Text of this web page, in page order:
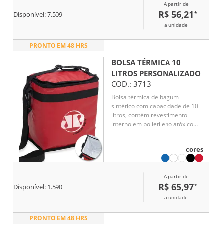
acesso ao que você precisa. A
alça ajustável garante conforto
no transporte, enquanto a parte
resistência e facilidade de
e passeios.
Disponível:7.509
A partir de
R$ 56,21 *
a unidade
PRONTO EM 48 HRS
BOLSA TÉRMICA 10
LITROS PERSONALIZADO
COD.: 3713
Bolsa térmica de bagum
sintético com capacidade de 10
litros, contém revestimento
interno em polietileno atóxico
cores
Disponível: 1.590
A partir de
R$ 65,97*
a unidade
PRONTO EM 48 HRS